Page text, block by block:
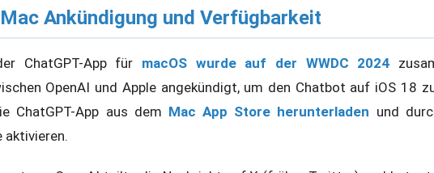
Ankündigung und Verfügbarkeit
ChatGPT-App für macOS wurde auf der WWDC 2024
OpenAI und Apple angekündigt, um den Chatbot auf iOS 18
ChatGPT-App aus dem Mac App Store herunterladen und